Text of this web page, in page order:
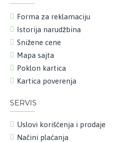
Forma za reklamaciju
Istorija narudžbina
Snižene cene
Mapa sajta
Poklon kartica
Kartica poverenja
SERVIS
Uslovi korišćenja i prodaje
Načini plaćanja